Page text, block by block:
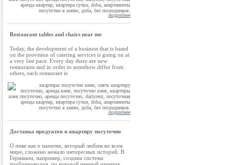
подробнее
Restaurant tables and chairs near me
Today, the development of a business that is based
on the provision of catering services is going on at
a very fast pace. Every day there are new
restaurants and in order to somehow differ from
others, each restaurant is
подробнее
Доставка продуктов в квартиру посуточно
О пиве как о напитке, который любим во всем
мире, сложено немало интересных историй. В
Германии, например, создана система